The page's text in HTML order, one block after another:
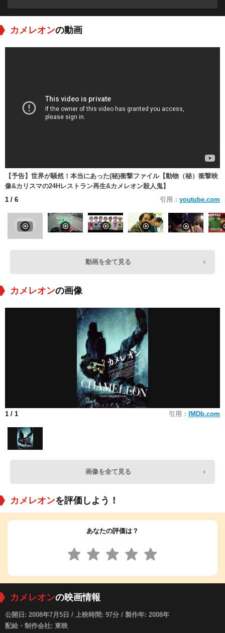
カメレオンの動画
【予告】世界が騒然！本当にあった(秘)衝撃ファイル【動物（秘）衝撃映
像&カリスマの24Hレストラン再生&カメレオン殺人鬼】
1 / 6 引用： youtube.com
動画を全て見る
カメレオンの画像
1 / 1 引用： IMDb.com
画像を全て見る
カメレオンを評価しよう！
あなたの評価は？
カメレオンの映画情報
公開日: 2008年7月5日 / 上映時間: 97分 / 製作年: 2008年
配給・制作会社: 東映